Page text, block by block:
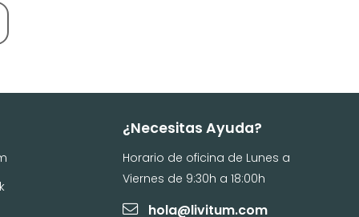
¿Necesitas Ayuda?
Horario de oficina de Lunes a
Viernes de 9:30h a 18:00h
hola@livitum.com